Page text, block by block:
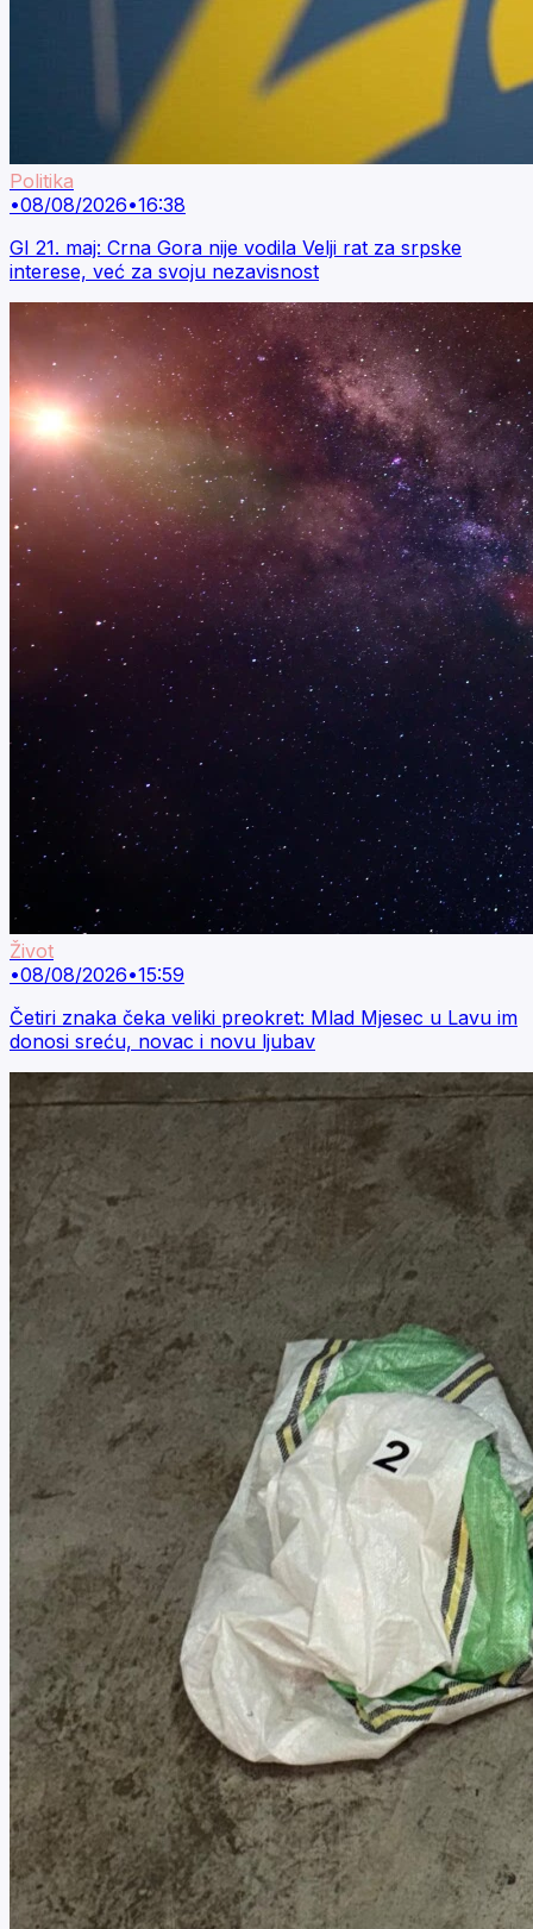
Politika
•08/08/2026•16:38
GI 21. maj: Crna Gora nije vodila Velji rat za srpske
interese, već za svoju nezavisnost
Život
•08/08/2026•15:59
Četiri znaka čeka veliki preokret: Mlad Mjesec u Lavu im
donosi sreću, novac i novu ljubav